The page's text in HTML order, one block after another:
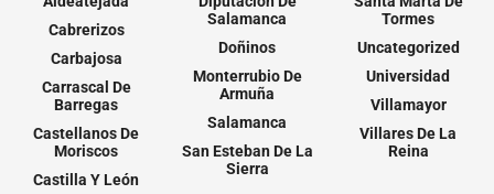
Cabrerizos
Carbajosa
Carrascal De
Barregas
Castellanos De
Moriscos
Castilla Y León
Salamanca
Doñinos
Monterrubio De
Armuña
Salamanca
San Esteban De La
Sierra
Tormes
Uncategorized
Universidad
Villamayor
Villares De La
Reina